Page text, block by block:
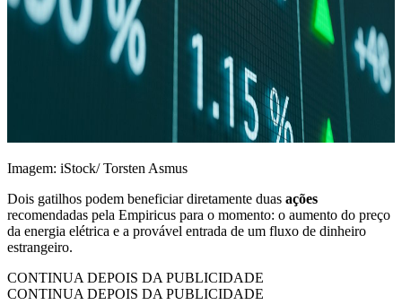
Imagem: iStock/ Torsten Asmus
Dois gatilhos podem beneficiar diretamente duas ações
recomendadas pela Empiricus para o momento: o aumento do preço
da energia elétrica e a provável entrada de um fluxo de dinheiro
estrangeiro.
CONTINUA DEPOIS DA PUBLICIDADE
CONTINUA DEPOIS DA PUBLICIDADE